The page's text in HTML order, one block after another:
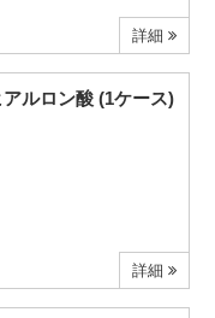
詳細
ルロン酸 (1ケース)
詳細